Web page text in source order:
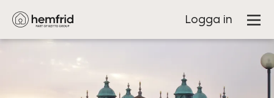
Logga in